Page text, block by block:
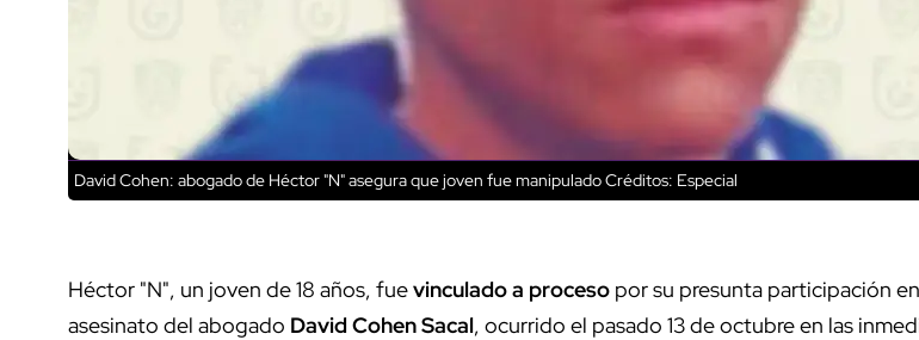
David Cohen: abogado de Héctor "N" asegura que joven fue manipuladoCréditos: Especial
Héctor "N", un joven de 18 años, fuevinculado a proceso por su presunta participación
asesinato del abogado David Cohen Sacal, ocurrido el pasado 13 de octubre en las